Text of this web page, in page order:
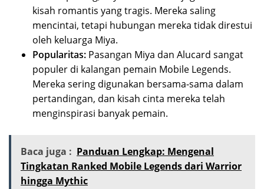
kisah romantis yang tragis. Mereka saling
mencintai, tetapi hubungan mereka tidak direstui
oleh keluarga Miya.
Popularitas: Pasangan Miya dan Alucard sangat
populer di kalangan pemain Mobile Legends.
Mereka sering digunakan bersama-sama dalam
pertandingan, dan kisah cinta mereka telah
menginspirasi banyak pemain.
Baca juga : Panduan Lengkap: Mengenal
Tingkatan Ranked Mobile Legends dari Warrior
hingga Mythic